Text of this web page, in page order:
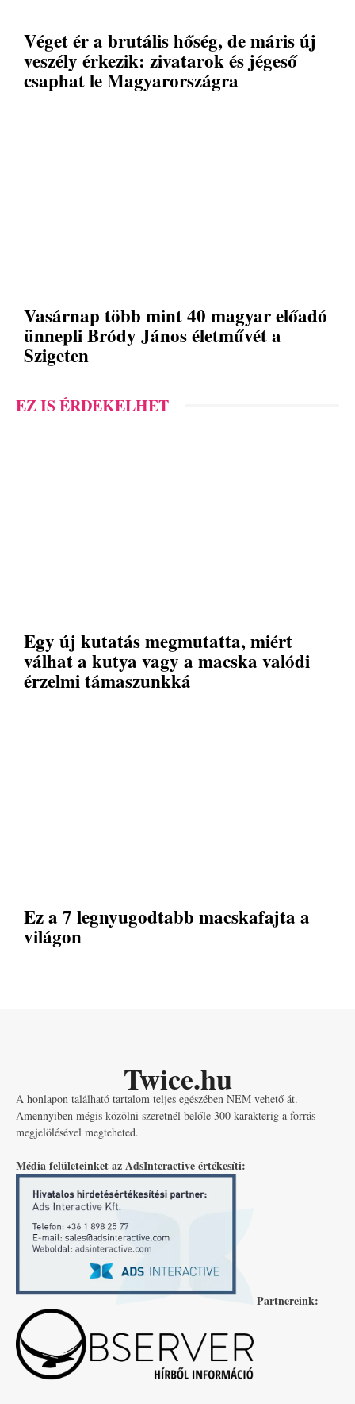
Véget ér a brutális hőség, de máris új
veszély érkezik: zivatarok és jégeső
csaphat le Magyarországra
Vasárnap több mint 40 magyar előadó
ünnepli Bródy János életművét a
Szigeten
EZ IS ÉRDEKELHET
Egy új kutatás megmutatta, miért
válhat a kutya vagy a macska valódi
érzelmi támaszunkká
Ez a 7 legnyugodtabb macskafajta a
világon
Twice.hu
A honlapon található tartalom teljes egészében NEM vehető át.
Amennyiben mégis közölni szeretnél belőle 300 karakterig a forrás
megjelölésével megteheted.
Média felületeinket az AdsInteractive értékesíti:
Partnereink: